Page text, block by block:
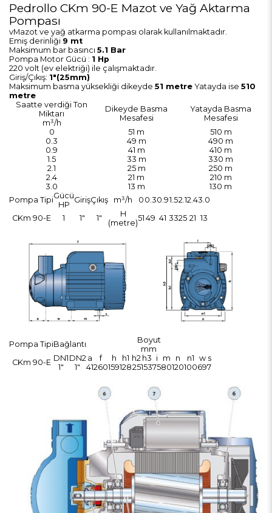
Pedrollo CKm 90-E Mazot ve Yağ Aktarma
Pompası
vMazot ve yağ atkarma pompası olarak kullanılmaktadır.
Emiş derinliği 9 mt
Maksimum bar basıncı 5.1 Bar
Pompa Motor Gücü : 1 Hp
220 volt (ev elektriği) ile çalışmaktadır.
Giriş/Çıkış: 1"(25mm)
Maksimum basma yüksekliği dikeyde 51 metre Yatayda ise 510
metre
Saatte verdiği Ton
Miktarı
m³/h
Dikeyde Basma
Mesafesi
Yatayda Basma
Mesafesi
0
51 m
510 m
0.3
49 m
490 m
0.9
41 m
410 m
1.5
33 m
330 m
2.1
25 m
250 m
2.4
21 m
210 m
3.0
13 m
130 m
Pompa TipiGücü
HP
GirişÇıkış m³/h 0 0.30.91.52.12.43.0
CKm 90-E
1 1" 1"
H
(metre)
51 49 41 3325 21 13
Pompa TipiBağlantı
Boyut
mm
CKm 90-E DN1 DN2 a f h h1 h2 h3 i m n n1 w s
1"
1" 41260159128251537580120100697